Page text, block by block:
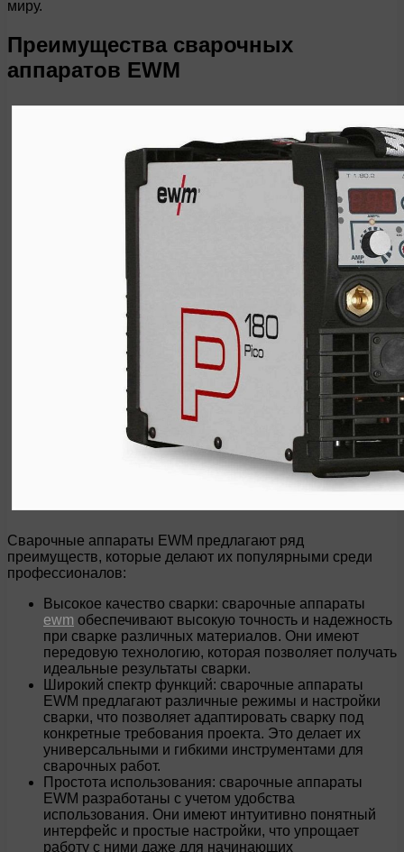
миру.
Преимущества сварочных
аппаратов EWM
Сварочные аппараты EWM предлагают ряд
преимуществ, которые делают их популярными среди
профессионалов:
Высокое качество сварки: сварочные аппараты
ewm обеспечивают высокую точность и надежность
при сварке различных материалов. Они имеют
передовую технологию, которая позволяет получать
идеальные результаты сварки.
Широкий спектр функций: сварочные аппараты
EWM предлагают различные режимы и настройки
сварки, что позволяет адаптировать сварку под
конкретные требования проекта. Это делает их
универсальными и гибкими инструментами для
сварочных работ.
Простота использования: сварочные аппараты
EWM разработаны с учетом удобства
использования. Они имеют интуитивно понятный
интерфейс и простые настройки, что упрощает
работу с ними даже для начинающих